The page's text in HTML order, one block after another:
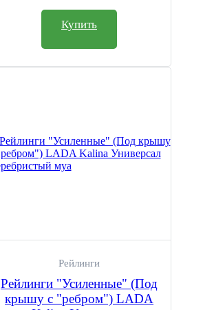
Купить
Рейлинги
Рейлинги "Усиленные" (Под
крышу с "ребром") LADA